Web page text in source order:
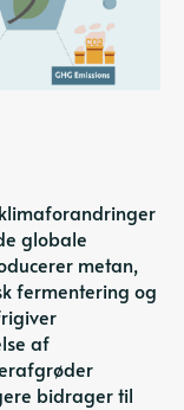
globale
metan,
fermentering og
af
bidrager til